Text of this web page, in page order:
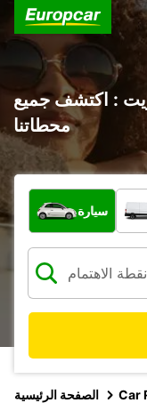
: اكتشف جميع
محطاتنا
ما نوع المركبة؟
سيارة
الصفحة الرئيسية Car